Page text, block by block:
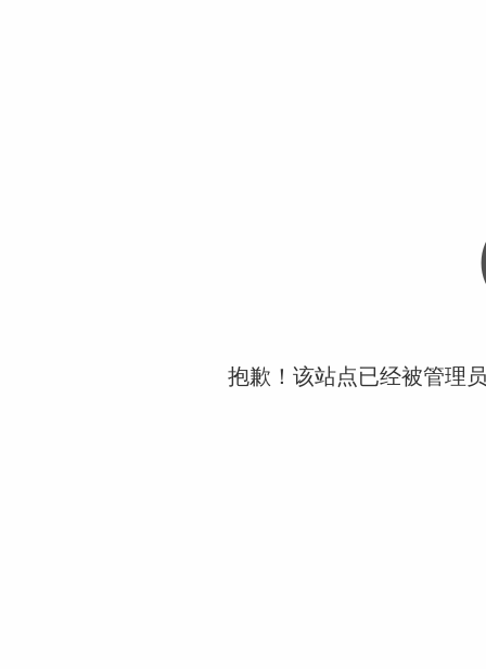
抱歉！该站点已经被管理